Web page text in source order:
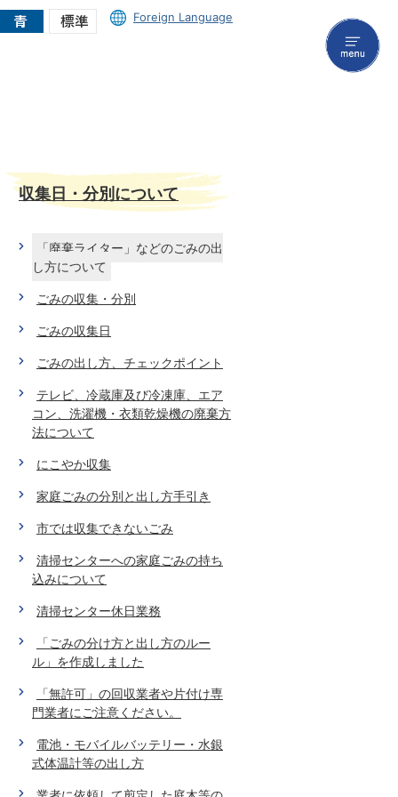
Foreign Language
収集日・分別について
「廃棄ライター」などのごみの出
し方について
ごみの収集・分別
ごみの収集日
ごみの出し方、チェックポイント
テレビ、冷蔵庫及び冷凍庫、エア
コン、洗濯機・衣類乾燥機の廃棄方
法について
にこやか収集
家庭ごみの分別と出し方手引き
市では収集できないごみ
清掃センターへの家庭ごみの持ち
込みについて
清掃センター休日業務
「ごみの分け方と出し方のルー
ル」を作成しました
「無許可」の回収業者や片付け専
門業者にご注意ください。
電池・モバイルバッテリー・水銀
式体温計等の出し方